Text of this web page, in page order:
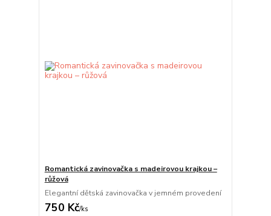
Romantická zavinovačka s madeirovou krajkou –
růžová
Elegantní dětská zavinovačka v jemném provedení
750 Kč/ks